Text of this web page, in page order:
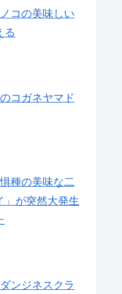
コの美味しい
る
コガネヤマド
種の美味な二
」が突然大発生
ンジネスクラ